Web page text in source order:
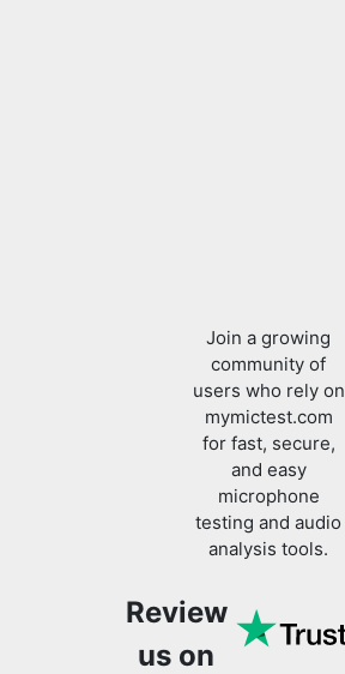
Join a growing
community of
users who rely on
mymictest.com
for fast, secure,
and easy
microphone
testing and audio
analysis tools.
Review
us on